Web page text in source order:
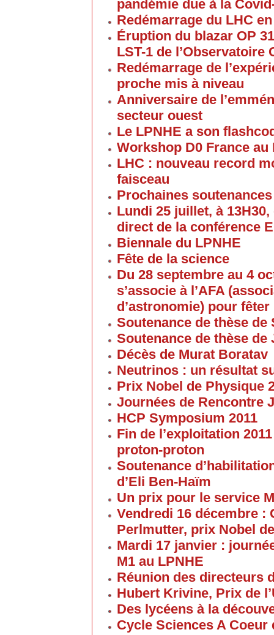
pandémie due à la
Redémarrage du LHC en
Éruption du blazar OP
LST-1 de l’Observatoire
Redémarrage de
proche mis à niveau
Anniversaire de
secteur ouest
Le LPNHE a son
Workshop D0 France au
LHC : nouveau record
faisceau
Prochaines
Lundi 25 juillet, à
direct de la conférence
Biennale du LPNHE
Fête de la science
Du 28 septembre au 4
s’associe à l’AFA
d’astronomie) pour fêter
Soutenance de thèse
Soutenance de thèse
Décès de Murat Boratav
Neutrinos : un résultat
Prix Nobel de Physique
Journées de Rencontre
HCP Symposium 2011
Fin de l’exploitation
proton-proton
Soutenance
d’Eli Ben-Haïm
Un prix pour le service
Vendredi 16 décembre :
Perlmutter, prix Nobel
Mardi 17 janvier :
M1 au LPNHE
Réunion des directeurs
Hubert Krivine, Prix de
Des lycéens à la
Cycle Sciences A Coeur